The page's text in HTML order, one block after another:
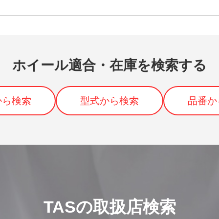
ホイール適合・在庫を検索する
検索 型式から検索 品番
TASの取扱店検索